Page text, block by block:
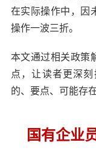
在实际操作中，因
操作一波三折。
本文通过相关政策
点，让读者更深
的、要点、可能存
国有企业